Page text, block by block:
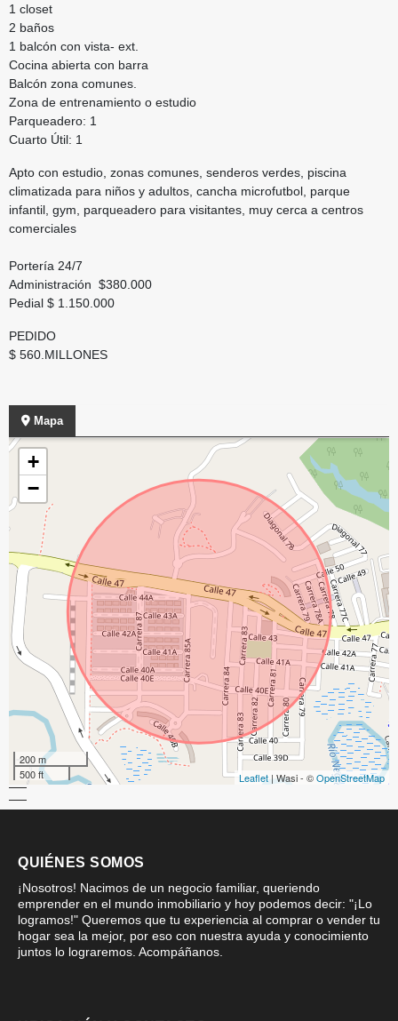
1 closet
2 baños
1 balcón con vista- ext.
Cocina abierta con barra
Balcón zona comunes.
Zona de entrenamiento o estudio
Parqueadero: 1
Cuarto Útil: 1
Apto con estudio, zonas comunes, senderos verdes, piscina
climatizada para niños y adultos, cancha microfutbol, parque
infantil, gym, parqueadero para visitantes, muy cerca a centros
comerciales
Portería 24/7
Administración $380.000
Pedial $ 1.150.000
PEDIDO
$ 560.MILLONES
Mapa
+
−
200 m
500 ft
Leaflet | Wasi - ©OpenStreetMap
QUIÉNES SOMOS
¡Nosotros! Nacimos de un negocio familiar, queriendo
emprender en el mundo inmobiliario y hoy podemos decir: "¡Lo
logramos!" Queremos que tu experiencia al comprar o vender tu
hogar sea la mejor, por eso con nuestra ayuda y conocimiento
juntos lo lograremos. Acompáñanos.